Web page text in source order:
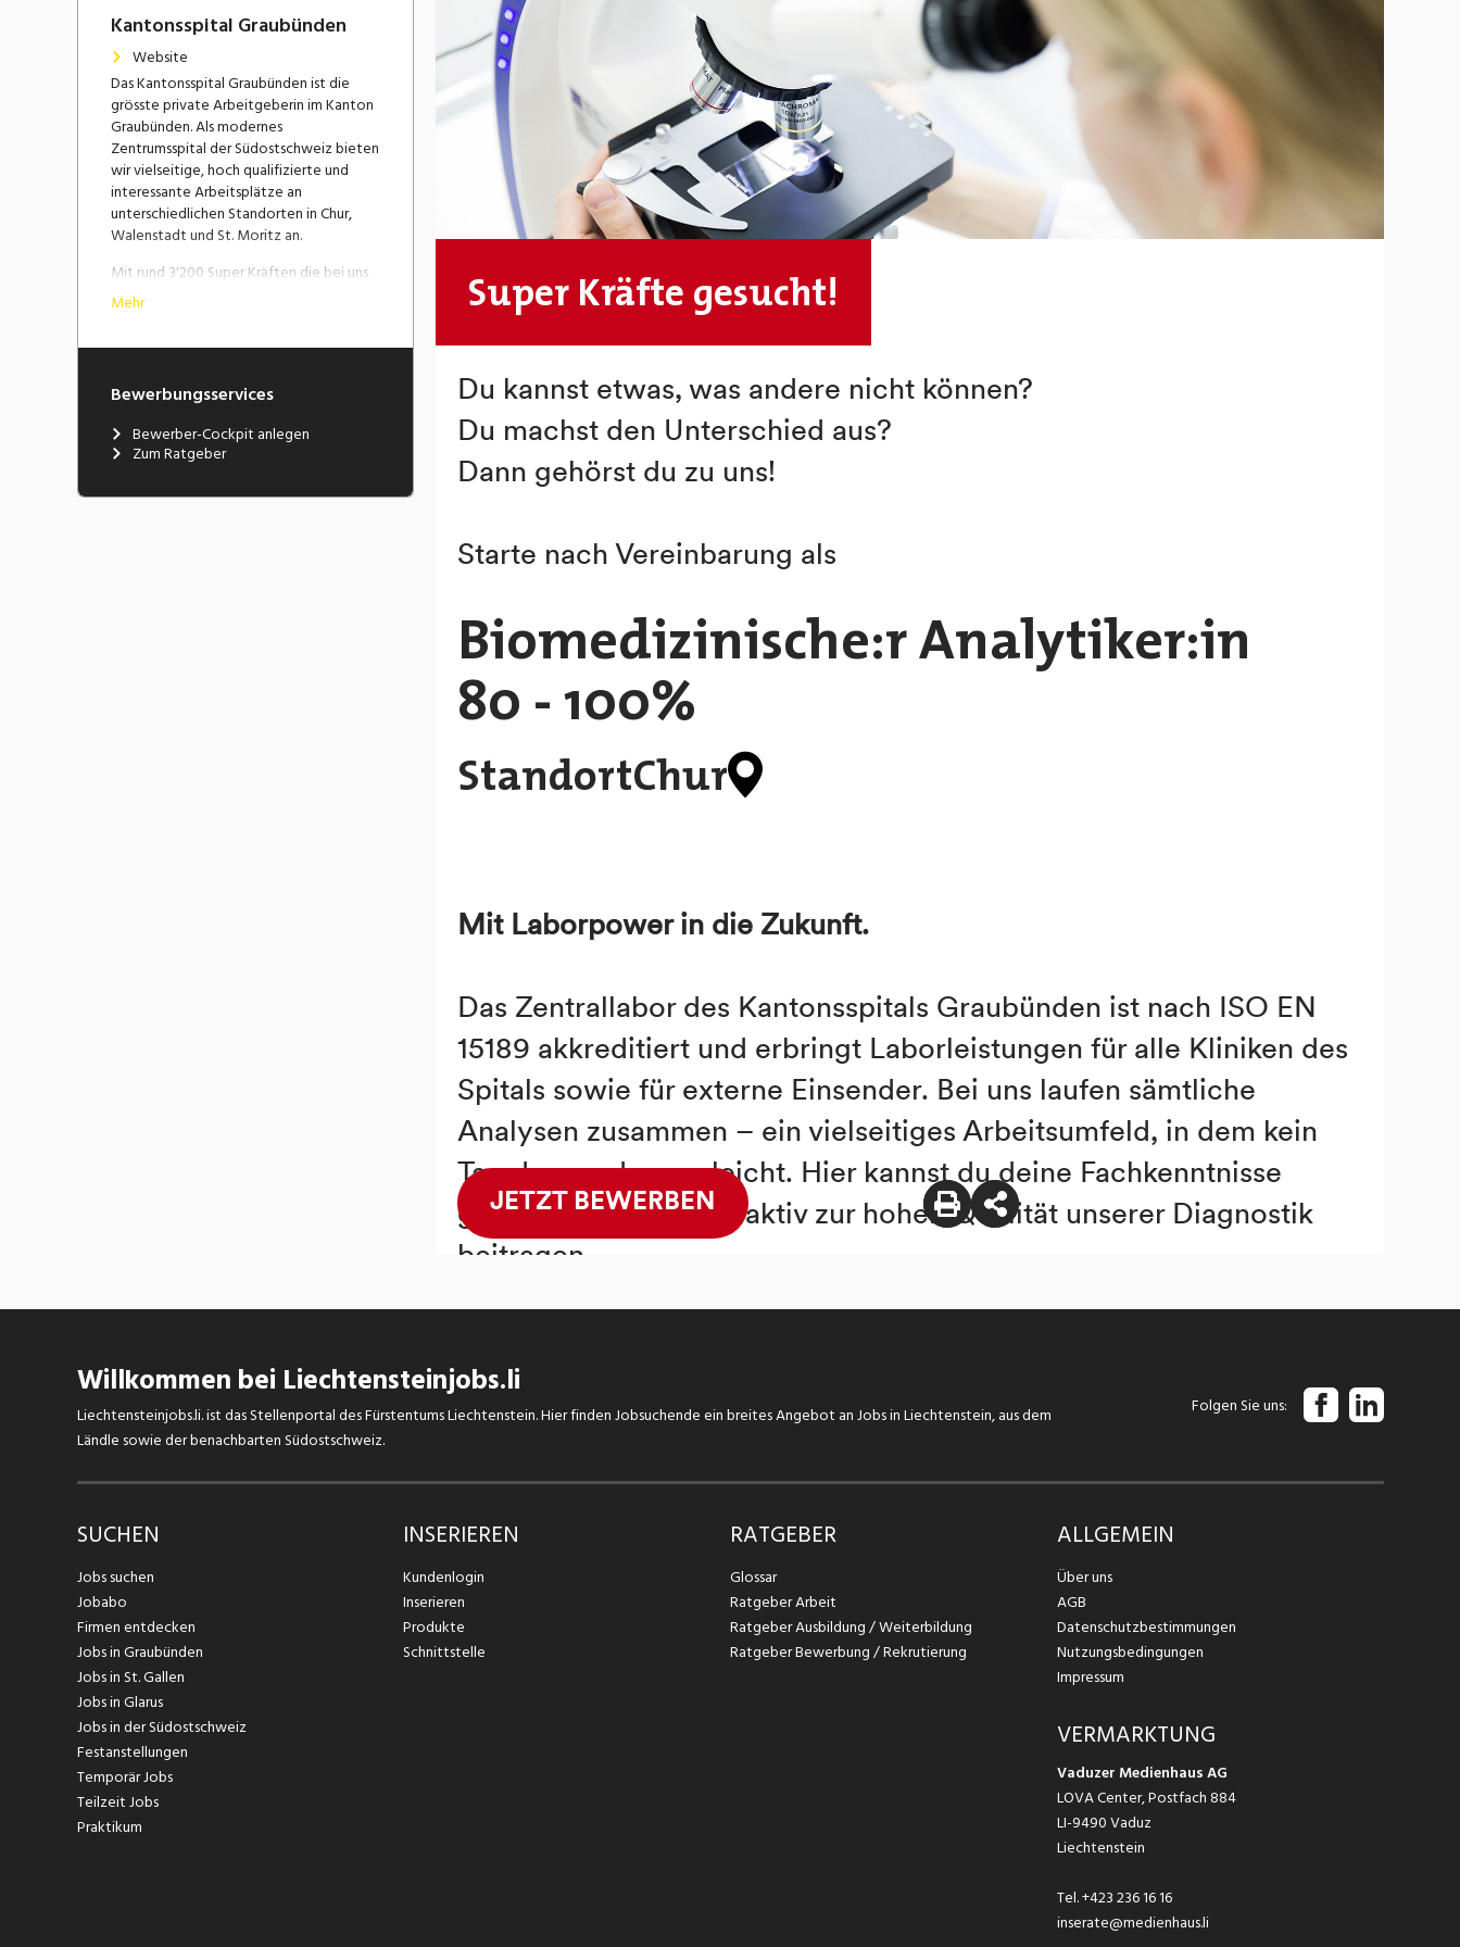
Kantonsspital Graubünden
Website
Das Kantonsspital Graubünden ist die
grösste private Arbeitgeberin im Kanton
Graubünden. Als modernes
Zentrumsspital der Südostschweiz bieten
wir vielseitige, hoch qualifizierte und
interessante Arbeitsplätze an
unterschiedlichen Standorten in Chur,
Walenstadt und St. Moritz an.
Mit rund 3'200 Super Kräften die bei uns
arbeiten, verfügen wir über eine
attraktive Grösse: wir sind klein genug,
und Methoden zu finanzieren, sodass
Spitzenmedizin angeboten werden
kann.
spannende Arbeitsbereiche und Jobs,
Mehr
Bewerbungsservices
Bewerber-Cockpit anlegen
Zum Ratgeber
Willkommen bei Liechtensteinjobs.li
Liechtensteinjobs.li. ist das Stellenportal des Fürstentums Liechtenstein. Hier finden Jobsuchende ein breites Angebot an Jobs in Liechtenstein, aus dem
Ländle sowie der benachbarten Südostschweiz.
Folgen Sie uns
SUCHEN
Jobs suchen
Jobabo
Firmen entdecken
Jobs in Graubünden
Jobs in St. Gallen
Jobs in Glarus
Jobs in der Südostschweiz
Festanstellungen
Temporär Jobs
Teilzeit Jobs
Praktikum
INSERIEREN
Kundenlogin
Inserieren
Produkte
Schnittstelle
RATGEBER
Glossar
Ratgeber Arbeit
Ratgeber Ausbildung / Weiterbildung
Ratgeber Bewerbung / Rekrutierung
ALLGEMEIN
Über uns
AGB
Datenschutzbestimmungen
Nutzungsbedingungen
Impressum
VERMARKTUNG
Vaduzer Medienhaus AG
LOVA Center, Postfach 884
LI-9490 Vaduz
Liechtenstein
Tel.+423 236 16 16
inserate@medienhaus.li